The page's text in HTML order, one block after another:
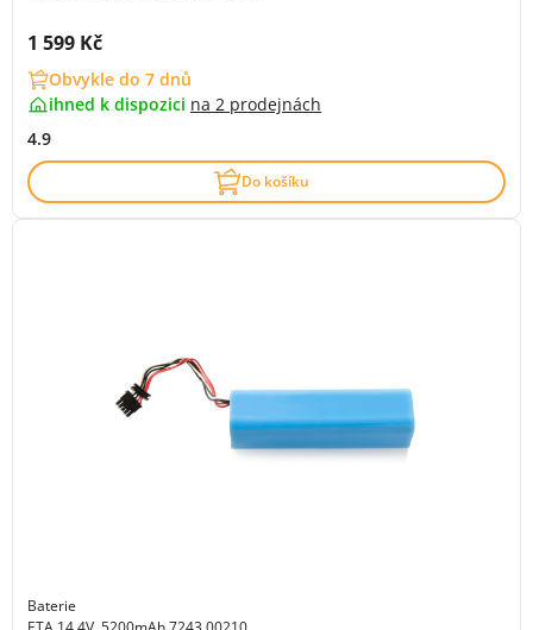
Cena s DPH:
1 599 Kč
Obvykle do 7 dnů
ihned k dispozici na 2 prodejnách
4.9
Do košíku
Baterie